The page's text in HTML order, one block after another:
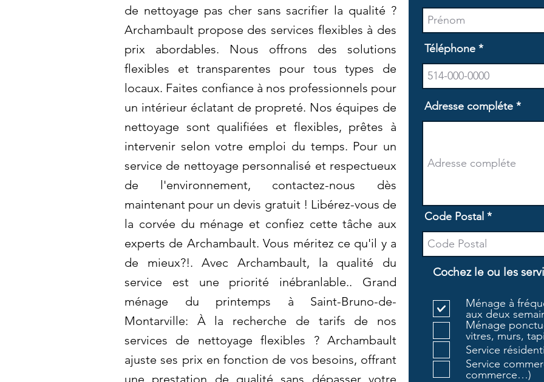
de nettoyage pas cher sans sacrifier la qualité ?
Archambault propose des services flexibles à des
prix abordables. Nous offrons des solutions
flexibles et transparentes pour tous types de
locaux. Faites confiance à nos professionnels pour
un intérieur éclatant de propreté. Nos équipes de
nettoyage sont qualifiées et flexibles, prêtes à
intervenir selon votre emploi du temps. Pour un
service de nettoyage personnalisé et respectueux
de l'environnement, contactez-nous dès
maintenant pour un devis gratuit ! Libérez-vous de
la corvée du ménage et confiez cette tâche aux
experts de Archambault. Vous méritez ce qu'il y a
de mieux?!. Avec Archambault, la qualité du
service est une priorité inébranlable.. Grand
ménage du printemps à Saint-Bruno-de-
Montarville: À la recherche de tarifs de nos
services de nettoyage flexibles ? Archambault
ajuste ses prix en fonction de vos besoins, offrant
une prestation de qualité sans dépasser votre
Téléphone
Adresse compléte
Code Postal
Cochez le ou les
Ménage à
aux deux
Ménage
vitres, murs,
Service
Service
commerce…)